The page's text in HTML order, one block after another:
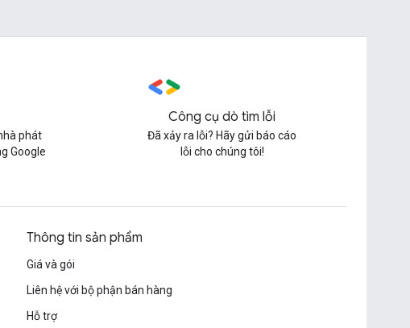
phát
Google
Công cụ dò tìm lỗi
Đã xảy ra lỗi? Hãy gửi báo cáo
lỗi cho chúng tôi!
Thông tin sản phẩm
Giá và gói
Liên hệ với bộ phận bán hàng
Hỗ trợ